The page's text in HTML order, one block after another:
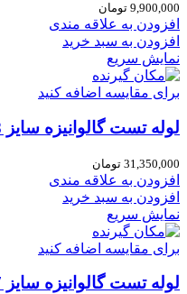
9,900,000 تومان
افزودن به علاقه مندی
افزودن به سبد خرید
نمایش سریع
برای مقایسه اضافه کنید
لوله تست گالوانیزه سایز 8 ضخامت 3.5 وزن 47.5
31,350,000 تومان
افزودن به علاقه مندی
افزودن به سبد خرید
نمایش سریع
برای مقایسه اضافه کنید
لوله تست گالوانیزه سایز 7 ضخامت 3 وزن 33